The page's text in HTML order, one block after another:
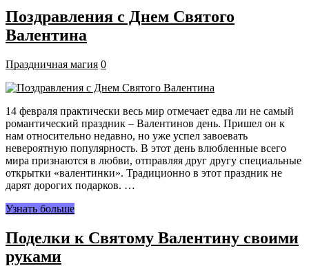
Поздравления с Днем Святого
Валентина
Праздничная магия 0
14 февраля практически весь мир отмечает едва ли не самый
романтический праздник – Валентинов день. Пришел он к
нам относительно недавно, но уже успел завоевать
невероятную популярность. В этот день влюбленные всего
мира признаются в любви, отправляя друг другу специальные
открытки «валентинки». Традиционно в этот праздник не
дарят дорогих подарков. …
Узнать больше
Поделки к Святому Валентину своими
руками